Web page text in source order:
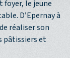
foyer, le jeune
D’Epernay à
réaliser son
pâtissiers et